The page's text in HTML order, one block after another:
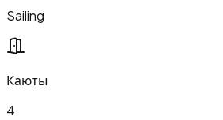
Sailing
Каюты
4